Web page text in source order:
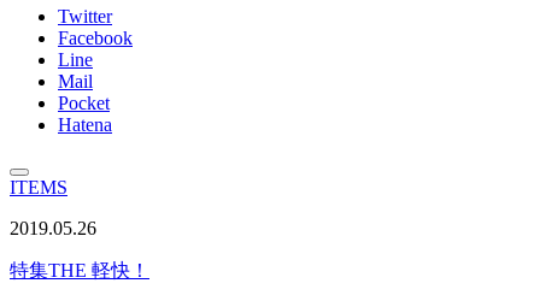
Twitter
Facebook
Line
Mail
Pocket
Hatena
ITEMS
2019.05.26
特集THE 軽快！